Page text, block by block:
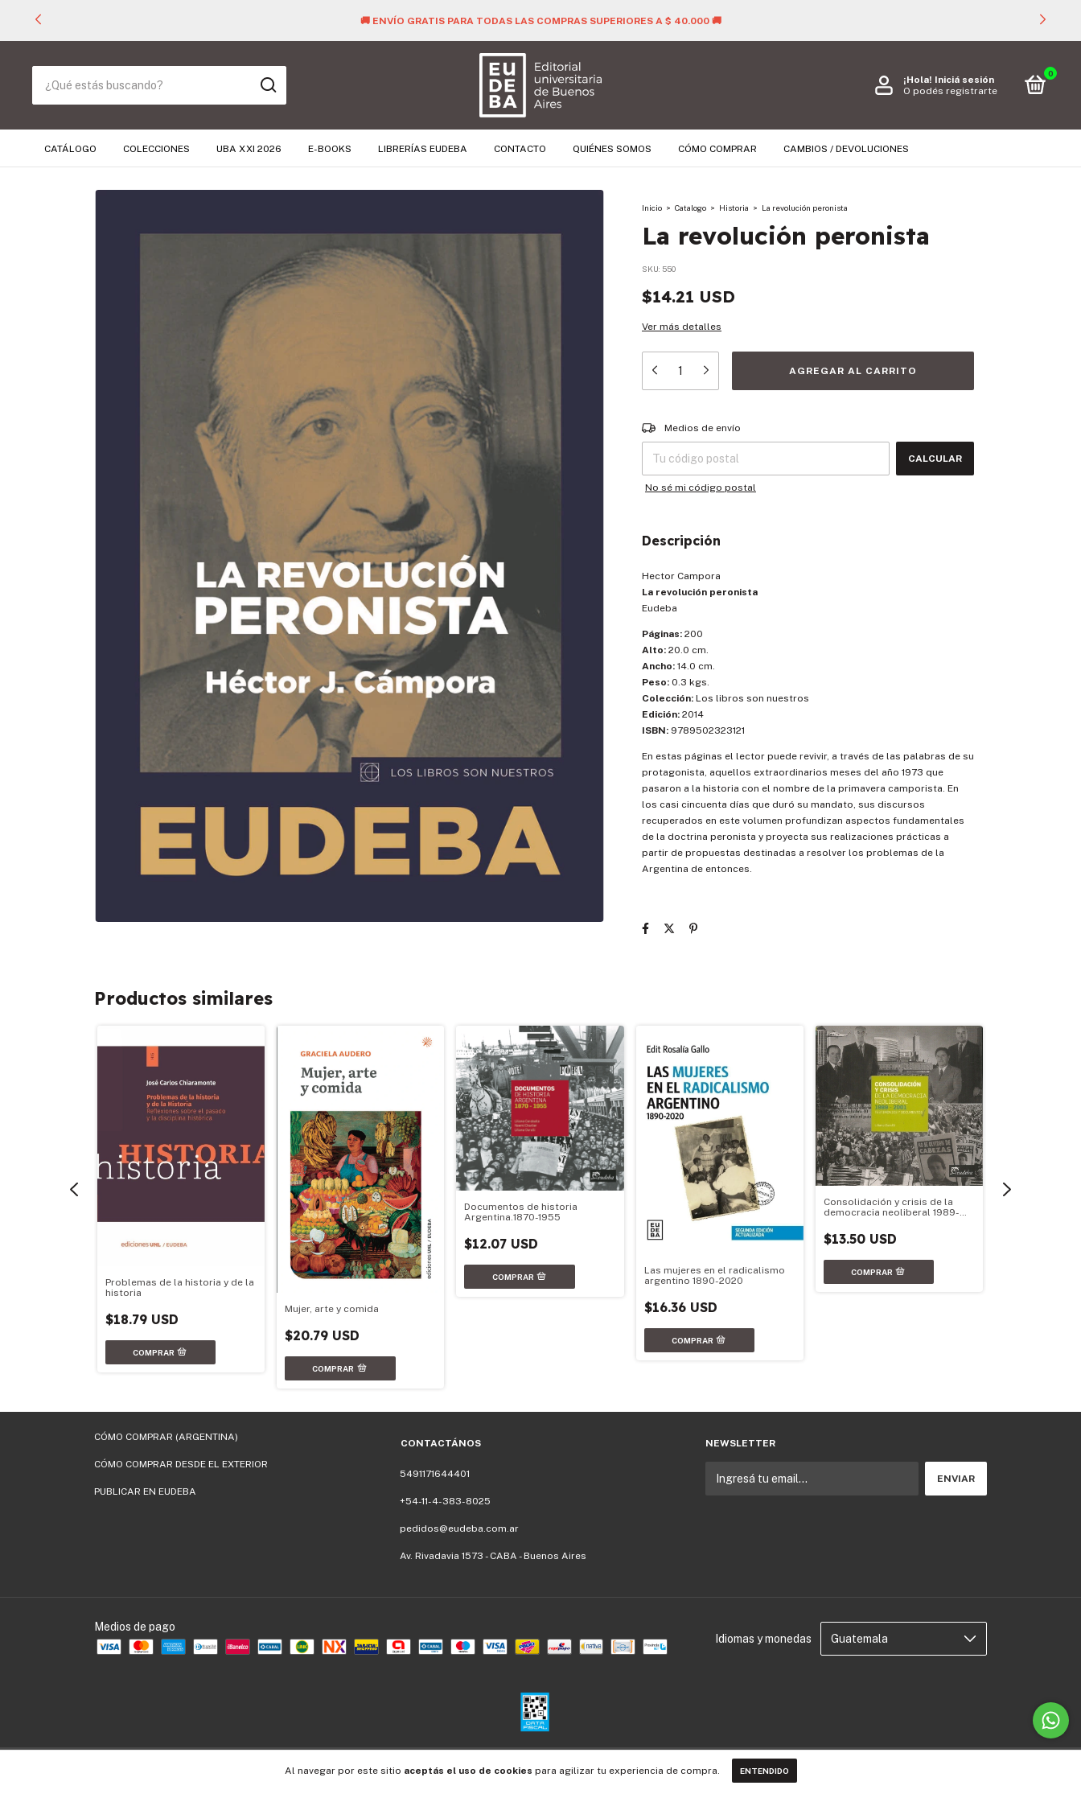
🚚 ENVÍO GRATIS PARA TODAS LAS COMPRAS SUPERIORES A $ 40.000 🚚
¡Hola! Iniciá sesión
O podés registrarte
0
CATÁLOGO COLECCIONES UBA XXI 2026 E-BOOKS LIBRERÍAS EUDEBA CONTACTO QUIÉNES SOMOS CÓMO COMPRAR CAMBIOS / DEVOLUCIONES
Al navegar por este sitio aceptás el uso de cookies para agilizar tu experiencia de compra. ENTENDIDO
Inicio > Catalogo > Historia > La revolución peronista
La revolución peronista
SKU: 550
$14.21 USD
Ver más detalles
Entregas para el CP:
Medios de envío
CALCULAR
No sé mi código postal
Descripción
Hector Campora
La revolución peronista
Eudeba
Páginas: 200
Alto: 20.0 cm.
Ancho: 14.0 cm.
Peso: 0.3 kgs.
Colección: Los libros son nuestros
Edición: 2014
ISBN: 9789502323121
En estas páginas el lector puede revivir, a través de las palabras de su
protagonista, aquellos extraordinarios meses del año 1973 que
pasaron a la historia con el nombre de la primavera camporista. En
los casi cincuenta días que duró su mandato, sus discursos
recuperados en este volumen profundizan aspectos fundamentales
de la doctrina peronista y proyecta sus realizaciones prácticas a
partir de propuestas destinadas a resolver los problemas de la
Argentina de entonces.
Productos similares
Problemas de la historia y de la
historia
$18.79 USD
Mujer, arte y comida
$20.79 USD
Documentos de historia
Argentina.1870-1955
$12.07 USD
Las mujeres en el radicalismo
argentino 1890-2020
$16.36 USD
Consolidación y crisis de la
democracia neoliberal 1989-
$13.50 USD
CÓMO COMPRAR (ARGENTINA)
CÓMO COMPRAR DESDE EL EXTERIOR
PUBLICAR EN EUDEBA
CONTACTÁNOS
5491171644401
+54-11-4-383-8025
pedidos@eudeba.com.ar
Av. Rivadavia 1573 - CABA - Buenos Aires
NEWSLETTER
Medios de pago
Idiomas y monedas